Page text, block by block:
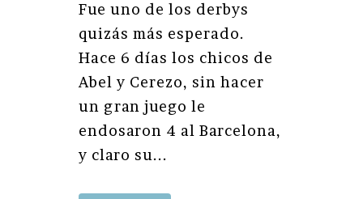
Fue uno de los derbys
quizás más esperado.
Hace 6 días los chicos de
Abel y Cerezo, sin hacer
un gran juego le
endosaron 4 al Barcelona,
y claro su...